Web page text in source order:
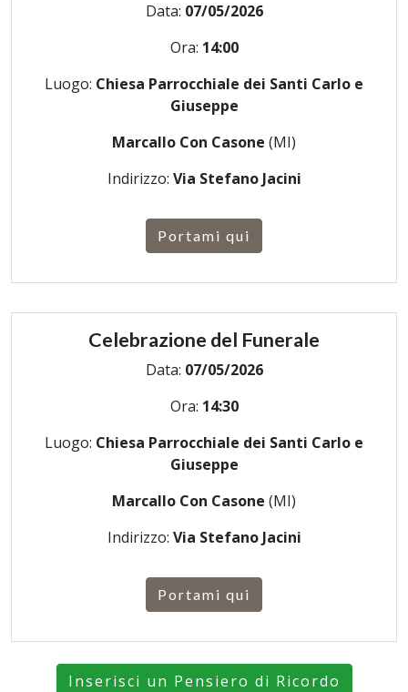
Data: 07/05/2026
Ora: 14:00
Luogo: Chiesa Parrocchiale dei Santi Carlo e
Giuseppe
Marcallo Con Casone (MI)
Indirizzo: Via Stefano Jacini
Portami qui
Celebrazione del Funerale
Data: 07/05/2026
Ora: 14:30
Luogo: Chiesa Parrocchiale dei Santi Carlo e
Giuseppe
Marcallo Con Casone (MI)
Indirizzo: Via Stefano Jacini
Portami qui
Inserisci un Pensiero di Ricordo